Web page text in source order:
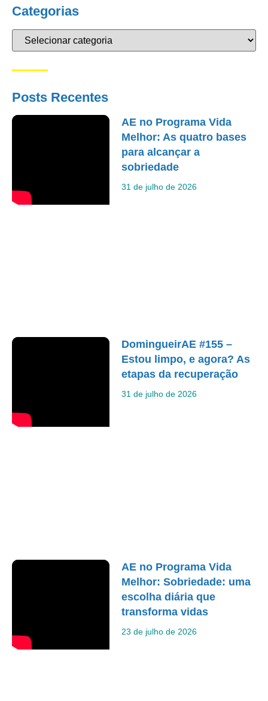
Categorias
Posts Recentes
AE no Programa Vida
Melhor: As quatro bases
para alcançar a
sobriedade
31 de julho de 2026
DomingueirAE #155 –
Estou limpo, e agora? As
etapas da recuperação
31 de julho de 2026
AE no Programa Vida
Melhor: Sobriedade: uma
escolha diária que
transforma vidas
23 de julho de 2026